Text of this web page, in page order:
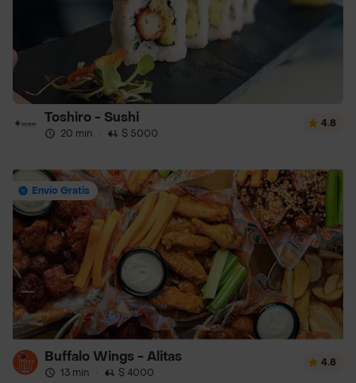
Toshiro - Sushi
20 min · $ 5000
4.8
Envío Gratis
Buffalo Wings - Alitas
13 min · $ 4000
4.8